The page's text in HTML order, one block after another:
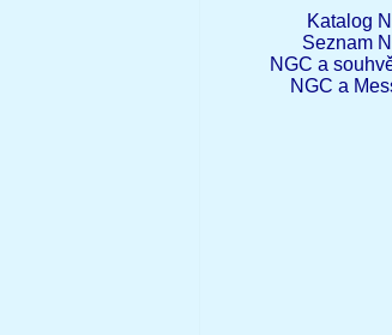
Katalog
Seznam
NGC a
NGC a